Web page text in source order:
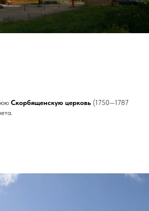
Скорбященскую церковь (1750—1787